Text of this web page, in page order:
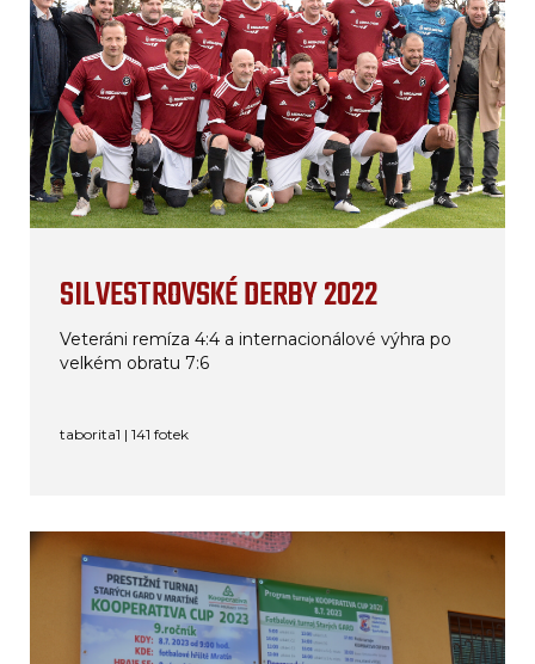
SILVESTROVSKÉ DERBY 2022
Veteráni remíza 4:4 a internacionálové výhra po
velkém obratu 7:6
taborita1 | 141 fotek